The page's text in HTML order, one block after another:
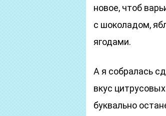
новое, чтоб
с шоколадом,
ягодами.
А я собралась
вкус
буквально